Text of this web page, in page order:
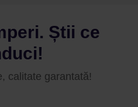
Știi ce
calitate garantată!